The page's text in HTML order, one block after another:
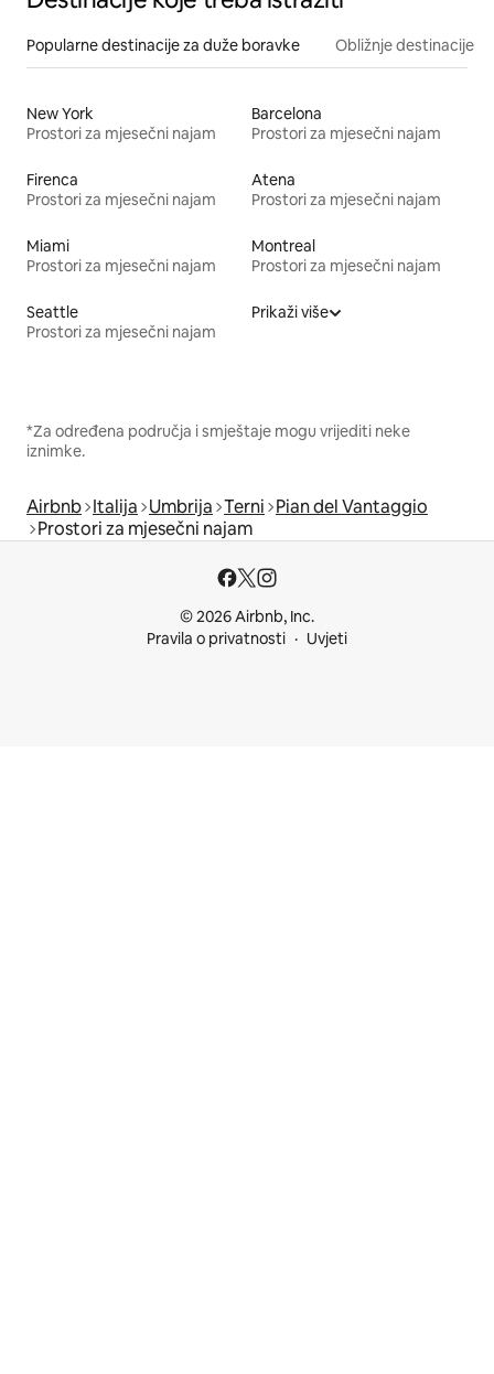
Popularne destinacije za duže boravke Obližnje destinacije
New York
Prostori za mjesečni najam
Barcelona
Prostori za mjesečni najam
Firenca
Prostori za mjesečni najam
Atena
Prostori za mjesečni najam
Miami
Prostori za mjesečni najam
Montreal
Prostori za mjesečni najam
Seattle
Prostori za mjesečni najam
Prikaži više
*Za određena područja i smještaje mogu vrijediti neke
iznimke.
Airbnb Italija Umbrija Terni Pian del Vantaggio
Prostori za mjesečni najam
© 2026 Airbnb, Inc.
Pravila o privatnosti
Uvjeti